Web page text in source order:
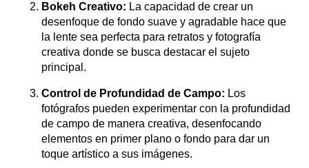
Bokeh Creativo: La capacidad de crear un
desenfoque de fondo suave y agradable hace que
la lente sea perfecta para retratos y fotografía
creativa donde se busca destacar el sujeto
principal.
Control de Profundidad de Campo: Los
fotógrafos pueden experimentar con la profundidad
de campo de manera creativa, desenfocando
elementos en primer plano o fondo para dar un
toque artístico a sus imágenes.